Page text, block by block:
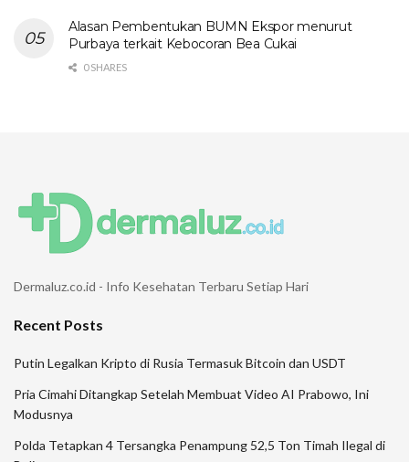
Alasan Pembentukan BUMN Ekspor menurut
Purbaya terkait Kebocoran Bea Cukai
0 SHARES
Dermaluz.co.id - Info Kesehatan Terbaru Setiap Hari
Recent Posts
Putin Legalkan Kripto di Rusia Termasuk Bitcoin dan USDT
Pria Cimahi Ditangkap Setelah Membuat Video AI Prabowo, Ini
Modusnya
Polda Tetapkan 4 Tersangka Penampung 52,5 Ton Timah Ilegal di